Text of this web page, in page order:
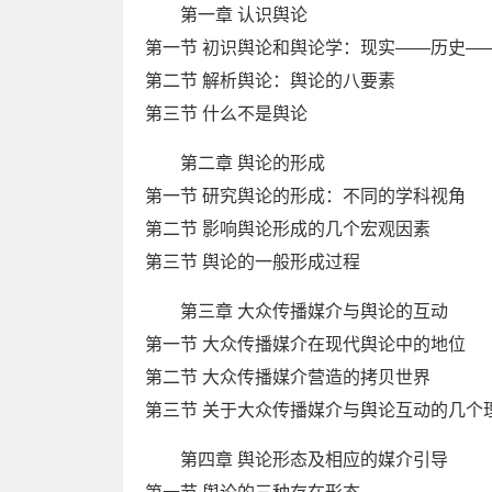
第一章 认识舆论
第一节 初识舆论和舆论学：现实——历史
第二节 解析舆论：舆论的八要素
第三节 什么不是舆论
第二章 舆论的形成
第一节 研究舆论的形成：不同的学科视角
第二节 影响舆论形成的几个宏观因素
第三节 舆论的一般形成过程
第三章 大众传播媒介与舆论的互动
第一节 大众传播媒介在现代舆论中的地位
第二节 大众传播媒介营造的拷贝世界
第三节 关于大众传播媒介与舆论互动的几个
第四章 舆论形态及相应的媒介引导